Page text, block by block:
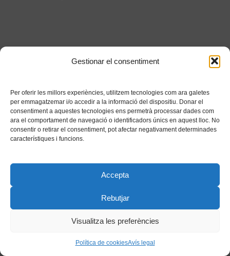
Gestionar el consentiment
Per oferir les millors experiències, utilitzem tecnologies com ara galetes
per emmagatzemar i/o accedir a la informació del dispositiu. Donar el
consentiment a aquestes tecnologies ens permetrà processar dades com
ara el comportament de navegació o identificadors únics en aquest lloc. No
consentir o retirar el consentiment, pot afectar negativament determinades
característiques i funcions.
Accepta
Rebutjar
Visualitza les preferències
Política de cookiesAvís legal